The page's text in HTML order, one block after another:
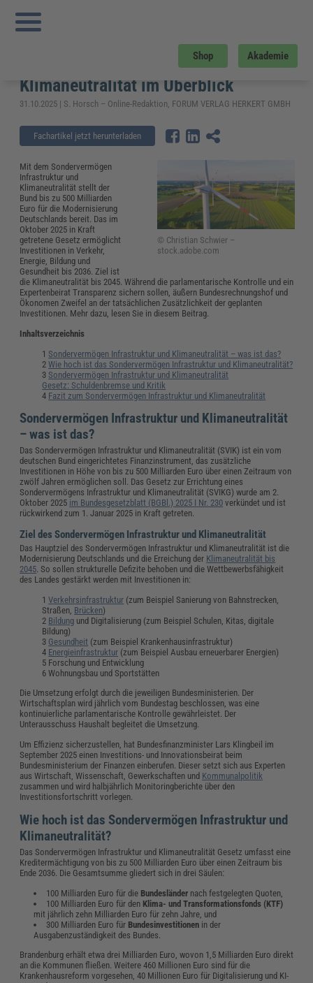
Shop Akademie
Sie sind hier:
Programm: das Sondervermögen Infrastruktur und Klimaneutralität im Überblick
500-Milliarden-Programm: das
Sondervermögen Infrastruktur und
Klimaneutralität im Überblick
31.10.2025 | S. Horsch – Online-Redaktion, FORUM VERLAG HERKERT GMBH
Fachartikel jetzt herunterladen
© Christian Schwier –
stock.adobe.com
Mit dem Sondervermögen
Infrastruktur und
Klimaneutralität stellt der
Bund bis zu 500 Milliarden
Euro für die Modernisierung
Deutschlands bereit. Das im
Oktober 2025 in Kraft
getretene Gesetz ermöglicht
Investitionen in Verkehr,
Energie, Bildung und
Gesundheit bis 2036. Ziel ist
die Klimaneutralität bis 2045. Während die parlamentarische Kontrolle und ein
Expertenbeirat Transparenz sichern sollen, äußern Bundesrechnungshof und
Ökonomen Zweifel an der tatsächlichen Zusätzlichkeit der geplanten
Investitionen. Mehr dazu, lesen Sie in diesem Beitrag.
Inhaltsverzeichnis
Sondervermögen Infrastruktur und Klimaneutralität – was ist das?
Wie hoch ist das Sondervermögen Infrastruktur und Klimaneutralität?
Sondervermögen Infrastruktur und Klimaneutralität
Gesetz: Schuldenbremse und Kritik
Fazit zum Sondervermögen Infrastruktur und Klimaneutralität
Sondervermögen Infrastruktur und Klimaneutralität
– was ist das?
Das Sondervermögen Infrastruktur und Klimaneutralität (SVIK) ist ein vom
deutschen Bund eingerichtetes Finanzinstrument, das zusätzliche
Investitionen in Höhe von bis zu 500 Milliarden Euro über einen Zeitraum von
zwölf Jahren ermöglichen soll. Das Gesetz zur Errichtung eines
Sondervermögens Infrastruktur und Klimaneutralität (SVIKG) wurde am 2.
Oktober 2025 im Bundesgesetzblatt (BGBl.) 2025 I Nr. 230 verkündet und ist
rückwirkend zum 1. Januar 2025 in Kraft getreten.
Ziel des Sondervermögen Infrastruktur und Klimaneutralität
Das Hauptziel des Sondervermögen Infrastruktur und Klimaneutralität ist die
Modernisierung Deutschlands und die Erreichung der Klimaneutralität bis
2045. So sollen strukturelle Defizite behoben und die Wettbewerbsfähigkeit
des Landes gestärkt werden mit Investitionen in:
Verkehrsinfrastruktur (zum Beispiel Sanierung von Bahnstrecken,
Straßen, Brücken)
Bildung und Digitalisierung (zum Beispiel Schulen, Kitas, digitale
Bildung)
Gesundheit (zum Beispiel Krankenhausinfrastruktur)
Energieinfrastruktur (zum Beispiel Ausbau erneuerbarer Energien)
Forschung und Entwicklung
Wohnungsbau und Sportstätten
Die Umsetzung erfolgt durch die jeweiligen Bundesministerien. Der
Wirtschaftsplan wird jährlich vom Bundestag beschlossen, was eine
kontinuierliche parlamentarische Kontrolle gewährleistet. Der
Unterausschuss Haushalt begleitet die Umsetzung.
Um Effizienz sicherzustellen, hat Bundesfinanzminister Lars Klingbeil im
September 2025 einen Investitions- und Innovationsbeirat beim
Bundesministerium der Finanzen einberufen. Dieser setzt sich aus Experten
aus Wirtschaft, Wissenschaft, Gewerkschaften und Kommunalpolitik
zusammen und wird halbjährlich Monitoringberichte über den
Investitionsfortschritt vorlegen.
Wie hoch ist das Sondervermögen Infrastruktur und
Klimaneutralität?
Das Sondervermögen Infrastruktur und Klimaneutralität Gesetz umfasst eine
Kreditermächtigung von bis zu 500 Milliarden Euro über einen Zeitraum bis
Ende 2036. Die Gesamtsumme gliedert sich in drei Säulen:
100 Milliarden Euro für die Bundesländer nach festgelegten Quoten,
100 Milliarden Euro für den Klima- und Transformationsfonds (KTF)
mit jährlich zehn Milliarden Euro für zehn Jahre, und
300 Milliarden Euro für Bundesinvestitionen in der
Ausgabenzuständigkeit des Bundes.
Brandenburg erhält etwa drei Milliarden Euro, wovon 1,5 Milliarden Euro direkt
an die Kommunen fließen. Weitere 460 Millionen Euro sind für die
Krankenhausreform vorgesehen, 40 Millionen Euro für Digitalisierung und KI-